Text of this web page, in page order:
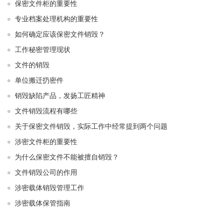
保密文件柜的重要性
专业档案处理机构的重要性
如何确定应该保密文件销毁？
工作秘密管理现状
文件的销毁
单位搬迁扔密件
销毁缺陷产品，发扬工匠精神
文件销毁流程有哪些
关于保密文件销毁，实际工作中经常提到两个问题
涉密文件柜的重要性
为什么保密文件不能被擅自销毁？
文件销毁公司的作用
涉密载体销毁管理工作
涉密载体保管指南